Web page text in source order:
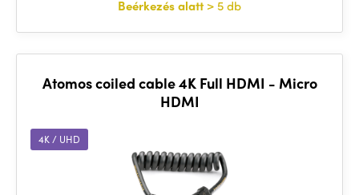
Beérkezés alatt> 5 db
Atomos coiled cable 4K Full HDMI - Micro
HDMI
4K / UHD